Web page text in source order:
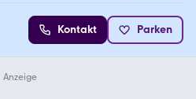
Kontakt Parken